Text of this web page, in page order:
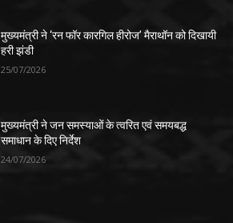
मुख्यमंत्री ने ‘रन फॉर कारगिल हीरोज’ मैराथॉन को दिखायी
हरी झंडी
25/07/2026
मुख्यमंत्री ने जन समस्याओं के त्वरित एवं समयबद्ध
समाधान के दिए निर्देश
24/07/2026